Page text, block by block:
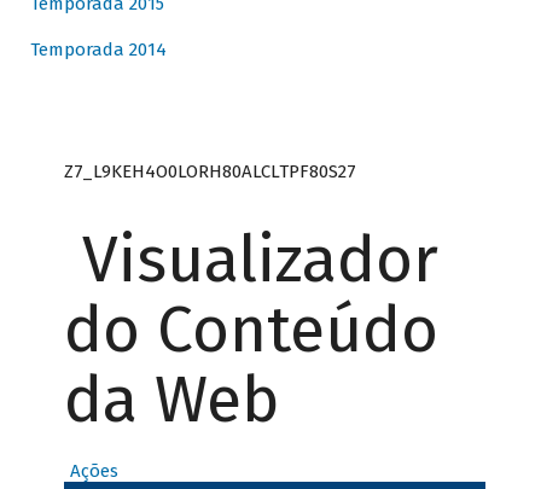
Temporada 2014
Z7_L9KEH4O0LORH80ALCLTPF80S27
Visualizador
do Conteúdo
da Web
Ações